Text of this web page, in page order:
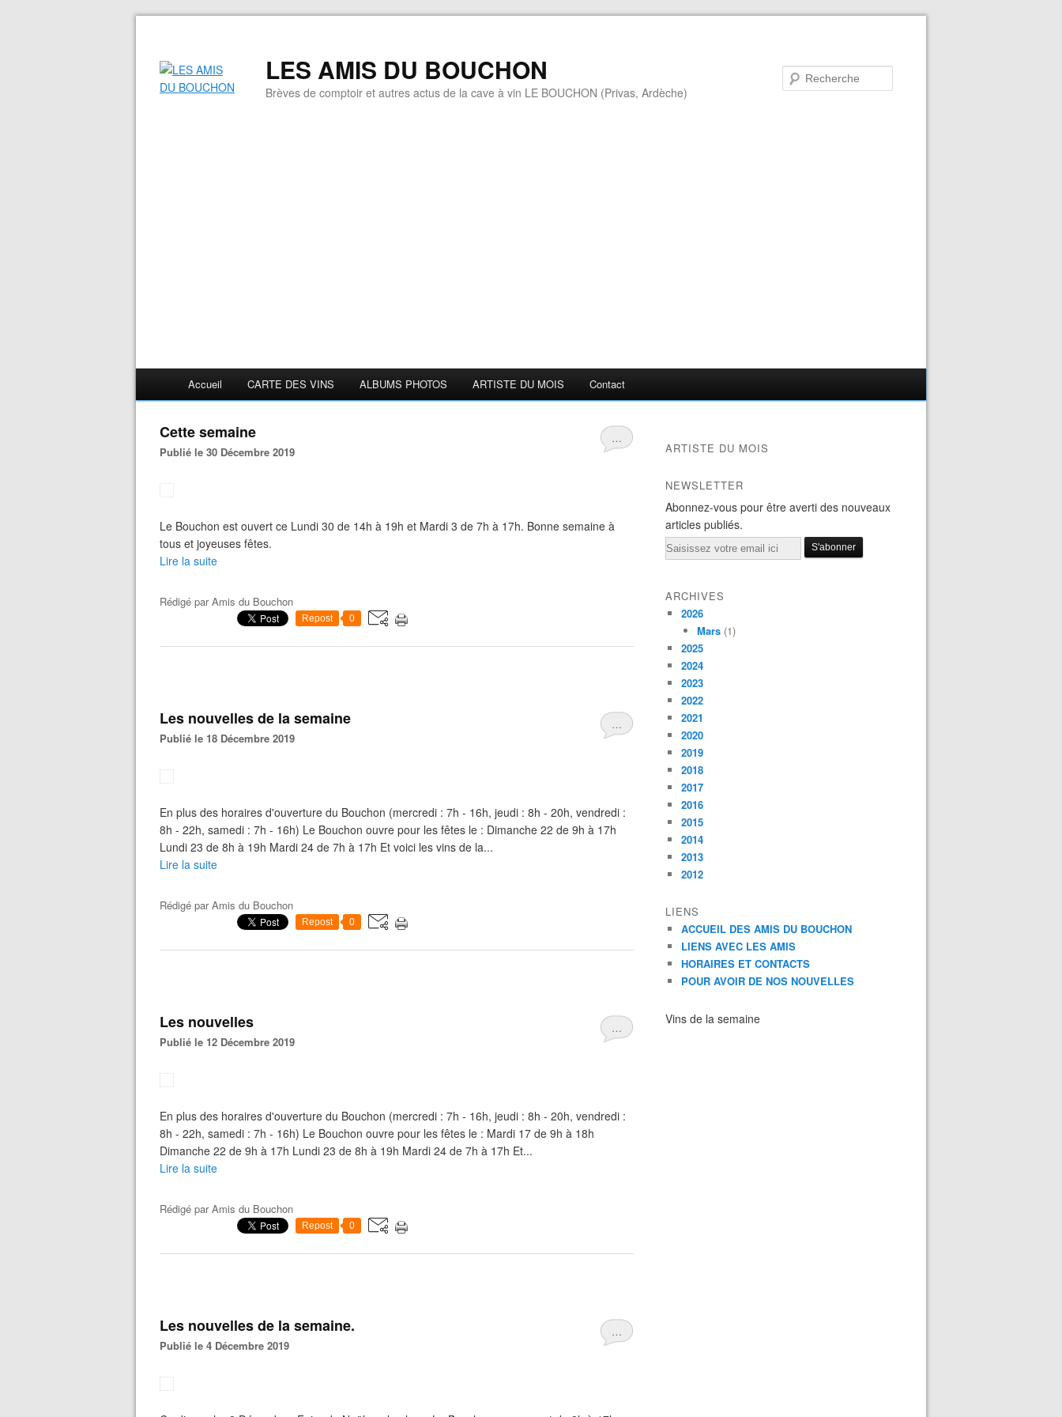
LES AMIS DU BOUCHON
Brèves de comptoir et autres actus de la cave à vin LE BOUCHON (Privas, Ardèche)
Accueil CARTE DES VINS ALBUMS PHOTOS ARTISTE DU MOIS Contact
…
Cette semaine
Publié le 30 Décembre 2019
Le Bouchon est ouvert ce Lundi 30 de 14h à 19h et Mardi 3 de 7h à 17h. Bonne semaine à
tous et joyeuses fêtes.
Lire la suite
Rédigé parAmis du Bouchon
Repost 0
…
Les nouvelles de la semaine
Publié le 18 Décembre 2019
En plus des horaires d'ouverture du Bouchon (mercredi : 7h - 16h, jeudi : 8h - 20h, vendredi :
8h - 22h, samedi : 7h - 16h) Le Bouchon ouvre pour les fêtes le : Dimanche 22 de 9h à 17h
Lundi 23 de 8h à 19h Mardi 24 de 7h à 17h Et voici les vins de la...
Lire la suite
Rédigé parAmis du Bouchon
Repost 0
…
Les nouvelles
Publié le 12 Décembre 2019
En plus des horaires d'ouverture du Bouchon (mercredi : 7h - 16h, jeudi : 8h - 20h, vendredi :
8h - 22h, samedi : 7h - 16h) Le Bouchon ouvre pour les fêtes le : Mardi 17 de 9h à 18h
Dimanche 22 de 9h à 17h Lundi 23 de 8h à 19h Mardi 24 de 7h à 17h Et...
Lire la suite
Rédigé parAmis du Bouchon
Repost 0
…
Les nouvelles de la semaine.
Publié le 4 Décembre 2019
ARTISTE DU MOIS
NEWSLETTER
Abonnez-vous pour être averti des nouveaux
articles publiés.
Email
ARCHIVES
2026
Mars (1)
2025
2024
2023
2022
2021
2020
2019
2018
2017
2016
2015
2014
2013
2012
LIENS
ACCUEIL DES AMIS DU BOUCHON
LIENS AVEC LES AMIS
HORAIRES ET CONTACTS
POUR AVOIR DE NOS NOUVELLES
Vins de la semaine